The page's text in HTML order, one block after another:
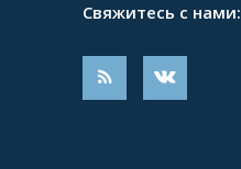
Свяжитесь с нами: